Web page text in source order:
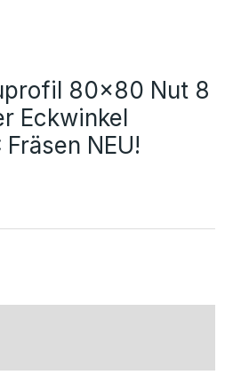
80×80 Nut 8
Eckwinkel
NEU!